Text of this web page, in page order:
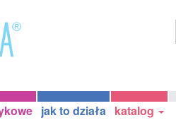
jak to działa katalog